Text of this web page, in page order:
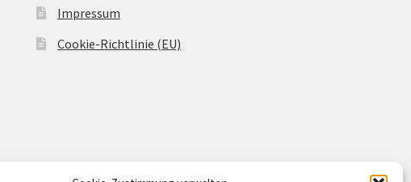
Impressum
Cookie-Richtlinie (EU)